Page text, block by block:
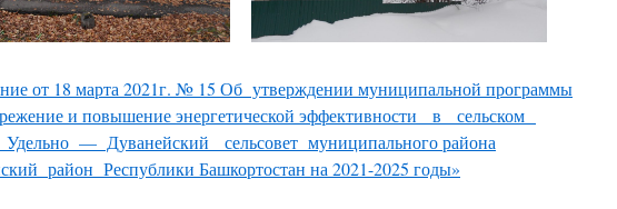
от 18 марта 2021г. № 15 Об утверждении муниципальной программы
и повышение энергетической эффективности в сельском
— Дуванейский сельсовет муниципального района
район Республики Башкортостан на 2021-2025 годы»